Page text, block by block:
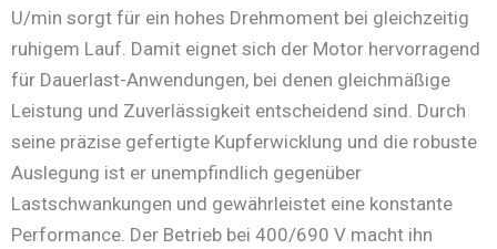
U/min sorgt für ein hohes Drehmoment bei gleichzeitig
ruhigem Lauf. Damit eignet sich der Motor hervorragend
für Dauerlast-Anwendungen, bei denen gleichmäßige
Leistung und Zuverlässigkeit entscheidend sind. Durch
seine präzise gefertigte Kupferwicklung und die robuste
Auslegung ist er unempfindlich gegenüber
Lastschwankungen und gewährleistet eine konstante
Performance. Der Betrieb bei 400/690 V macht ihn